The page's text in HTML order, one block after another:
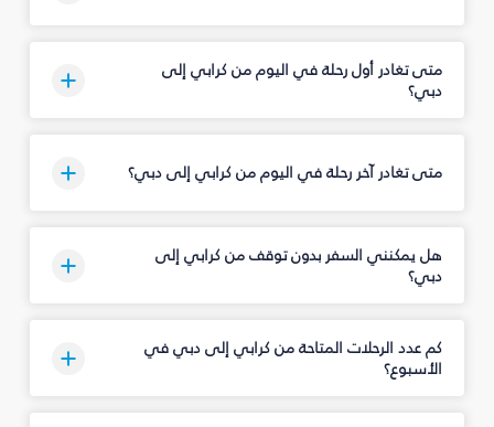
متى تغادر أول رحلة في اليوم من كرابي إلى
دبي؟
متى تغادر آخر رحلة في اليوم من كرابي إلى دبي؟
هل يمكنني السفر بدون توقف من كرابي إلى
دبي؟
كم عدد الرحلات المتاحة من كرابي إلى دبي في
الأسبوع؟